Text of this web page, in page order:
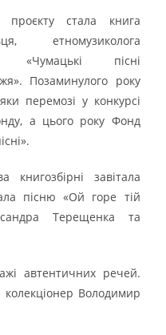
стала книга
етномузиколога
«Чумацькі пісні
Позаминулого року
перемозі у конкурсі
а цього року Фонд
книгозбірні завітала
пісню «Ой горе тій
Терещенка та
автентичних речей.
Володимир